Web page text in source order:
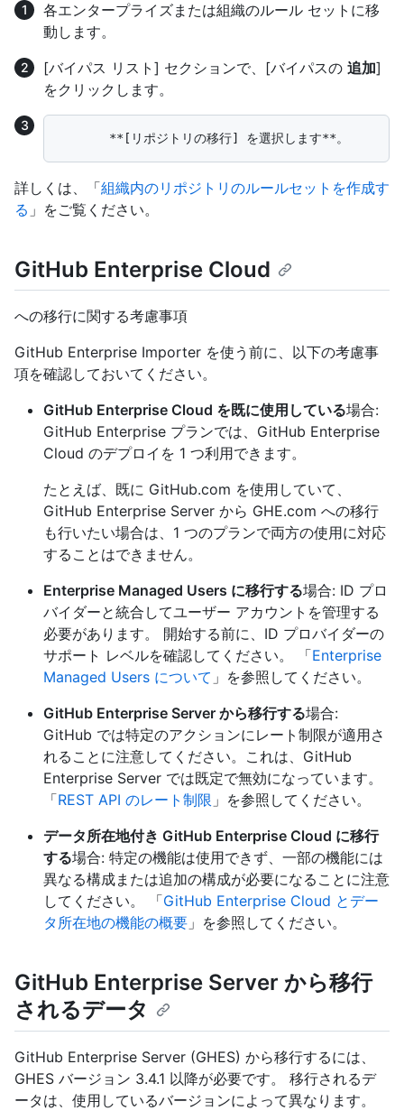
各エンタープライズまたは組織のルール セットに移
動します。
[バイパス リスト] セクションで、[バイパスの 追加]
をクリックします。
詳しくは、「組織内のリポジトリのルールセットを作成す
る 」をご覧ください。
GitHub Enterprise Cloud
への移行に関する考慮事項
GitHub Enterprise Importer を使う前に、以下の考慮事
項を確認しておいてください。
GitHub Enterprise Cloud を既に使用している場合:
GitHub Enterprise プランでは、GitHub Enterprise
Cloud のデプロイを 1 つ利用できます。
たとえば、既に GitHub.com を使用していて、
GitHub Enterprise Server から GHE.com への移行
も行いたい場合は、1 つのプランで両方の使用に対応
することはできません。
Enterprise Managed Users に移行する場合: ID プロ
バイダーと統合してユーザー アカウントを管理する
必要があります。 開始する前に、ID プロバイダーの
サポート レベルを確認してください。 「Enterprise
Managed Users について 」を参照してください。
GitHub Enterprise Server から移行する場合:
GitHub では特定のアクションにレート制限が適用さ
れることに注意してください。これは、GitHub
Enterprise Server では既定で無効になっています。
「REST API のレート制限 」を参照してください。
データ所在地付き GitHub Enterprise Cloud に移行
する場合: 特定の機能は使用できず、一部の機能には
異なる構成または追加の構成が必要になることに注意
してください。 「GitHub Enterprise Cloud とデー
タ所在地の機能の概要 」を参照してください。
GitHub Enterprise Server から移行
されるデータ
GitHub Enterprise Server (GHES) から移行するには、
GHES バージョン 3.4.1 以降が必要です。 移行されるデ
ータは、使用しているバージョンによって異なります。